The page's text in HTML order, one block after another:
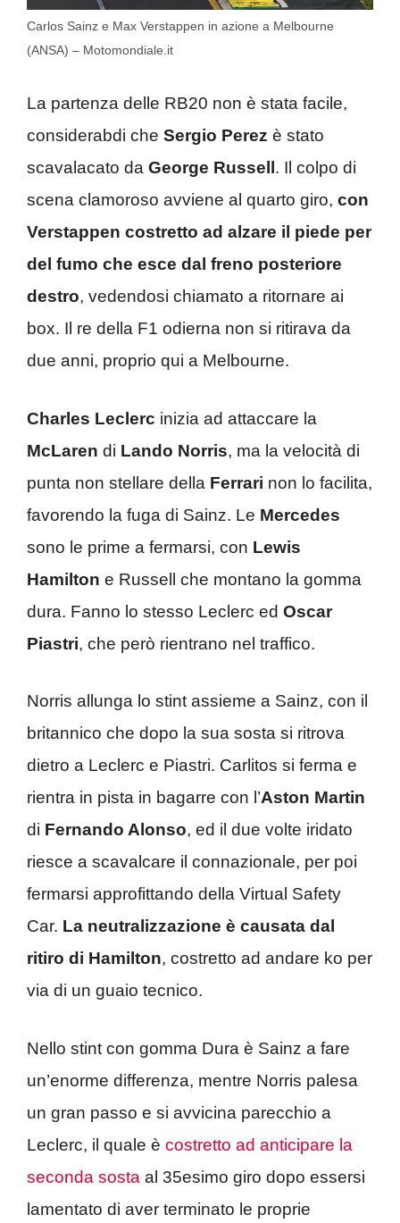
Carlos Sainz e Max Verstappen in azione a Melbourne
(ANSA) – Motomondiale.it
La partenza delle RB20 non è stata facile,
considerabdi che Sergio Perez è stato
scavalacato da George Russell . Il colpo di
scena clamoroso avviene al quarto giro, con
Verstappen costretto ad alzare il piede per
del fumo che esce dal freno posteriore
destro, vedendosi chiamato a ritornare ai
box. Il re della F1 odierna non si ritirava da
due anni, proprio qui a Melbourne.
Charles Leclerc inizia ad attaccare la
McLaren di Lando Norris, ma la velocità di
punta non stellare della Ferrari non lo facilita,
favorendo la fuga di Sainz. Le Mercedes
sono le prime a fermarsi, con Lewis
Hamilton e Russell che montano la gomma
dura. Fanno lo stesso Leclerc ed Oscar
Piastri, che però rientrano nel traffico.
Norris allunga lo stint assieme a Sainz, con il
britannico che dopo la sua sosta si ritrova
dietro a Leclerc e Piastri. Carlitos si ferma e
rientra in pista in bagarre con l’Aston Martin
di Fernando Alonso, ed il due volte iridato
riesce a scavalcare il connazionale, per poi
fermarsi approfittando della Virtual Safety
Car. La neutralizzazione è causata dal
ritiro di Hamilton, costretto ad andare ko per
via di un guaio tecnico.
Nello stint con gomma Dura è Sainz a fare
un’enorme differenza, mentre Norris palesa
un gran passo e si avvicina parecchio a
Leclerc, il quale è costretto ad anticipare la
seconda sosta al 35esimo giro dopo essersi
lamentato di aver terminato le proprie